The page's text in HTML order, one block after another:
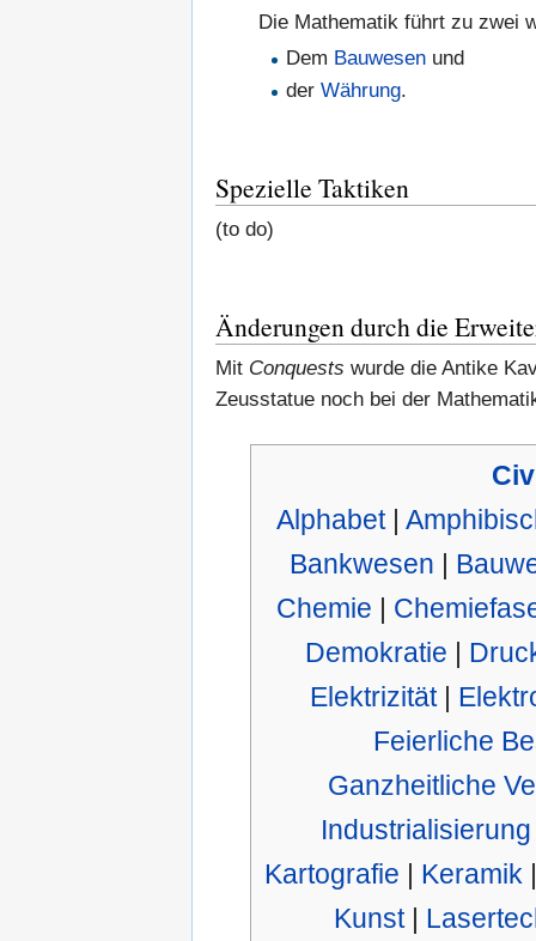
Die Mathematik führt zu zwei
Dem Bauwesenund
der Währung.
Spezielle Taktiken
(to do)
Änderungen durch die
Mit Conquests wurde die Antike
Zeusstatue noch bei der
Alphabet|
Bankwesen |
Chemie |
Demokratie |
Elektrizität|
Feierliche
Ganzheitliche
Industrialisierung
Kartografie | Keramik
Kunst|